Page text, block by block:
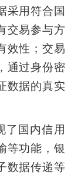
采用符合国
交易参与方
效性；交易
通过身份密
数据的真实
了国内信用
等功能，银
数据传递等